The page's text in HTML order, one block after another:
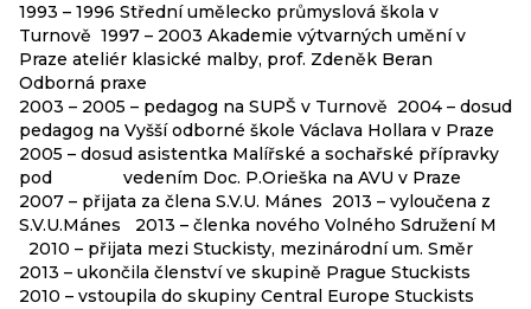
Iuvent Ars, společná výstava palác Metropol a Zlatý dům
evropské kultury v Českých Budějovicích, katalog
Autoportrét v Českém umění 20. a 21.století,
hlavní sál Alšovy jihočeské galerie v Hluboké nad Vltavou,
katalog
účast na malířském sympoziu v Lounech, výstava v galerii
XXL
účast na výstavě v Galerie CHemistry, Praha
účast na spol.výstavě Malíři Pojizeří v Semilech
2009
„V zrcadle skutečnosti“, výstava s Janem Gemrotem a
1993 – 1996 Střední umělecko průmyslová škola v
Turnově 1997 – 2003 Akademie výtvarných umění v
Praze ateliér klasické malby, prof. Zdeněk Beran
Odborná praxe
2003 – 2005 – pedagog na SUPŠ v Turnově 2004 – dosud
pedagog na Vyšší odborné škole Václava Hollara v Praze
2005 – dosud asistentka Malířské a sochařské přípravky
pod vedením Doc. P.Orieška na AVU v Praze
2007 – přijata za člena S.V.U. Mánes 2013 – vyloučena z
S.V.U.Mánes 2013 – členka nového Volného Sdružení M
2010 – přijata mezi Stuckisty, mezinárodní um. Směr
2013 – ukončila členství ve skupině Prague Stuckists
2010 – vstoupila do skupiny Central Europe Stuckists